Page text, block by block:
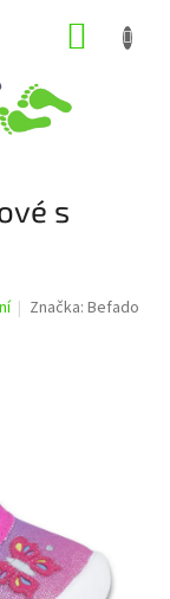
s
Značka:Befado